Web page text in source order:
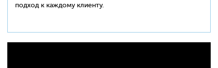
подход к каждому клиенту.